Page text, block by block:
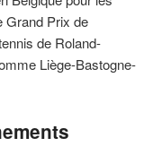
Grand Prix de
de Roland-
Liège-Bastogne-